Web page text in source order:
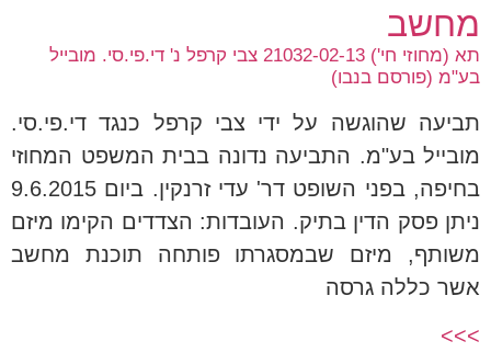
מחשב
תא (מחוזי חי') 21032-02-13 צבי קרפל נ' די.פי.סי. מובייל
בע"מ (פורסם בנבו)
תביעה שהוגשה על ידי צבי קרפל כנגד די.פי.סי.
מובייל בע"מ. התביעה נדונה בבית המשפט המחוזי
בחיפה, בפני השופט דר' עדי זרנקין. ביום 9.6.2015
ניתן פסק הדין בתיק. העובדות: הצדדים הקימו מיזם
משותף, מיזם שבמסגרתו פותחה תוכנת מחשב
אשר כללה גרסה
>>>